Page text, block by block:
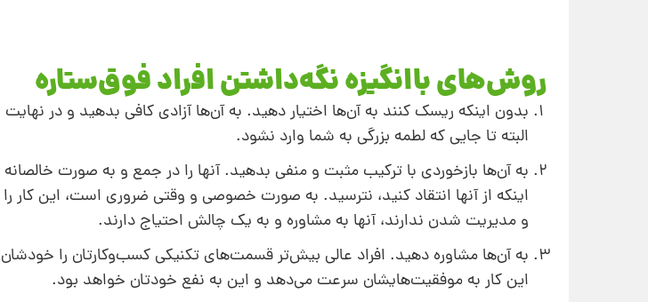
روش‌های باانگیزه نگه‌داشتن افراد فوق‌ستاره
بدون اینکه ریسک کنند به آن‌ها اختیار دهید. به آن‌ها آزادی کافی بدهید و در
البته تا جایی که لطمه‌ بزرگی به شما وارد نشود.
به آن‌ها بازخوردی با ترکیب مثبت و منفی بدهید. آنها را در جمع و به صورت
اینکه از آنها انتقاد کنید، نترسید. به صورت خصوصی و وقتی ضروری است، این کار را
و مدیریت شدن ندارند، آنها به مشاوره و به یک چالش احتیاج دارند.
به آن‌ها مشاوره دهید. افراد عالی بیش‌تر قسمت‌های تکنیکی کسب‌وکارتان را
این کار به موفقیت‌ها‌یشان سرعت می‌دهد و این به نفع خودتان خواهد بود.